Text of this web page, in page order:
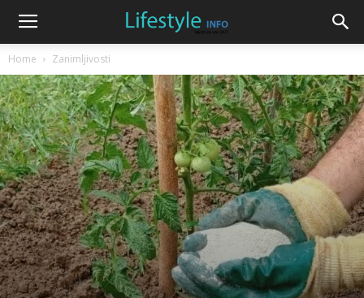
Home Zanimljivosti